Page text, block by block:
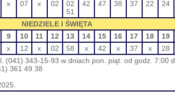
x 07 x 02
02
51
42 47 38 37 22 24
NIEDZIELE I ŚWIĘTA
9 10 11 12 13 14 15 16 17 18 19
x 12 x 02 58 x 42 x 37 x 28
(041) 343-15-93 w dniach pon. piąt. od godz. 7:00
361 49 38